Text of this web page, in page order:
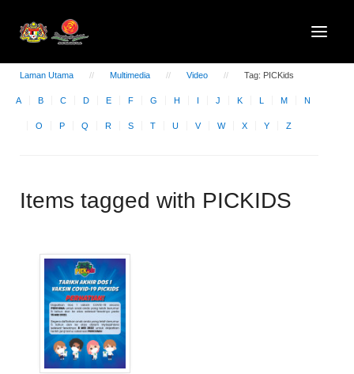
Laman Utama Multimedia Video Tag: PICKids
A B C D E F G H I J K L M N
O P Q R S T U V W X Y Z
Items tagged with PICKIDS